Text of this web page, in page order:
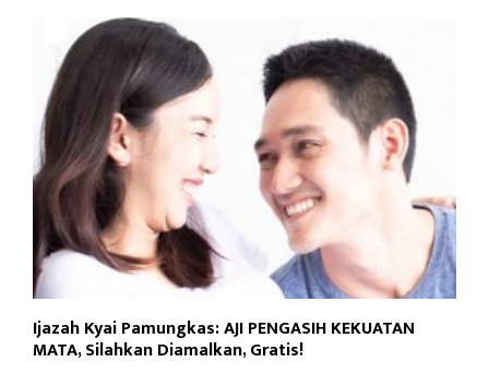
Ijazah Kyai Pamungkas: AJI PENGASIH KEKUATAN
MATA, Silahkan Diamalkan, Gratis!